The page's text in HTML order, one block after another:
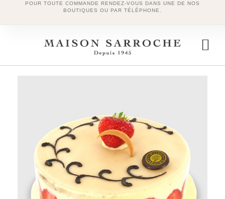
POUR TOUTE COMMANDE RENDEZ-VOUS DANS UNE DE NOS
BOUTIQUES OU PAR TÉLÉPHONE.